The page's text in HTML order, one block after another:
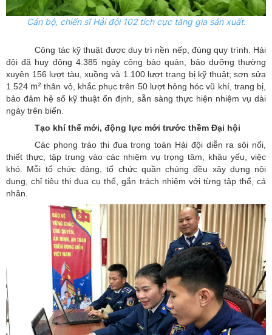
Cán bộ, chiến sĩ Hải đội 102 tích cực tăng gia sản xuất.
Công tác kỹ thuật được duy trì nền nếp, đúng quy trình. Hải
đội đã huy động 4.385 ngày công bảo quản, bảo dưỡng thường
xuyên 156 lượt tàu, xuồng và 1.100 lượt trang bị kỹ thuật; sơn sửa
1.524 m² thân vỏ, khắc phục trên 50 lượt hỏng hóc vũ khí, trang bị,
bảo đảm hệ số kỹ thuật ổn định, sẵn sàng thực hiện nhiệm vụ dài
ngày trên biển.
Tạo khí thế mới, động lực mới trước thềm Đại hội
Các phong trào thi đua trong toàn Hải đội diễn ra sôi nổi,
thiết thực, tập trung vào các nhiệm vụ trọng tâm, khâu yếu, việc
khó. Mỗi tổ chức đảng, tổ chức quần chúng đều xây dựng nội
dung, chỉ tiêu thi đua cụ thể, gắn trách nhiệm với từng tập thể, cá
nhân.